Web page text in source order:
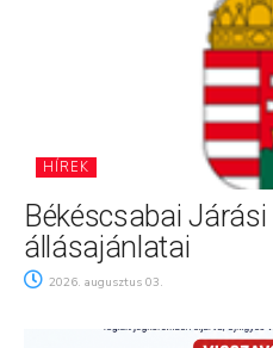
HÍREK
Békéscsabai
állásajánlatai
2026. augusztus 03.